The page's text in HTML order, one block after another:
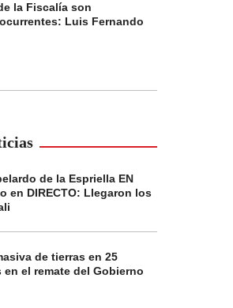
la Fiscalía son
Luis Fernando
de la Espriella EN
en DIRECTO: Llegaron los
de tierras en 25
en el remate del Gobierno